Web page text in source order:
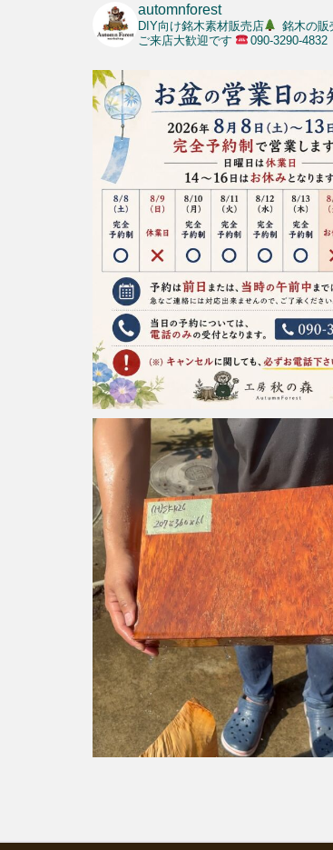
automnforest
DIY向け銘木素材販売店 銘木の販
ご来店大歓迎です
090-3290-4832